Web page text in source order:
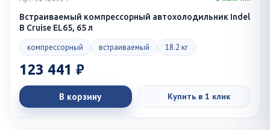
Встраиваемый компрессорный автохолодильник Indel
B Cruise EL65, 65 л
компрессорный встраиваемый 18.2 кг
123 441 ₽
В корзину Купить в 1 клик